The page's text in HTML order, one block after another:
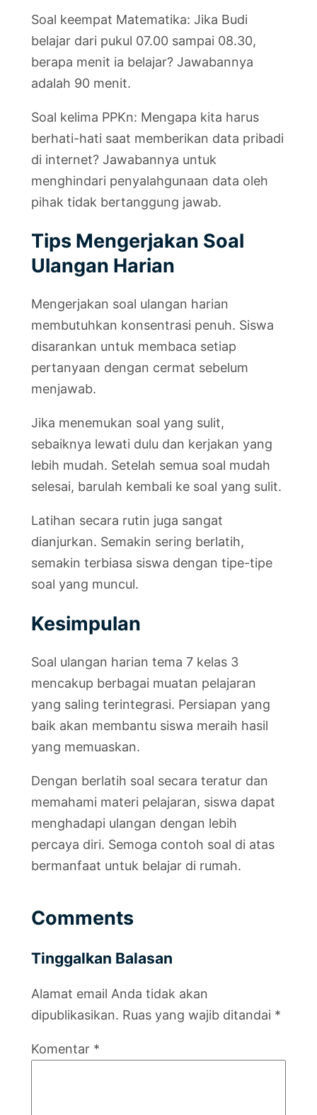
Soal keempat Matematika: Jika Budi
belajar dari pukul 07.00 sampai 08.30,
berapa menit ia belajar? Jawabannya
adalah 90 menit.
Soal kelima PPKn: Mengapa kita harus
berhati-hati saat memberikan data pribadi
di internet? Jawabannya untuk
menghindari penyalahgunaan data oleh
pihak tidak bertanggung jawab.
Tips Mengerjakan Soal
Ulangan Harian
Mengerjakan soal ulangan harian
membutuhkan konsentrasi penuh. Siswa
disarankan untuk membaca setiap
pertanyaan dengan cermat sebelum
menjawab.
Jika menemukan soal yang sulit,
sebaiknya lewati dulu dan kerjakan yang
lebih mudah. Setelah semua soal mudah
selesai, barulah kembali ke soal yang sulit.
Latihan secara rutin juga sangat
dianjurkan. Semakin sering berlatih,
semakin terbiasa siswa dengan tipe-tipe
soal yang muncul.
Kesimpulan
Soal ulangan harian tema 7 kelas 3
mencakup berbagai muatan pelajaran
yang saling terintegrasi. Persiapan yang
baik akan membantu siswa meraih hasil
yang memuaskan.
Dengan berlatih soal secara teratur dan
memahami materi pelajaran, siswa dapat
menghadapi ulangan dengan lebih
percaya diri. Semoga contoh soal di atas
bermanfaat untuk belajar di rumah.
Comments
Tinggalkan Balasan
Alamat email Anda tidak akan
dipublikasikan. Ruas yang wajib ditandai *
Komentar *